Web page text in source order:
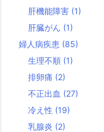
肝機能障害 (1)
肝臓がん (1)
婦人病疾患 (85)
生理不順 (1)
排卵痛 (2)
不正出血 (27)
冷え性 (19)
乳腺炎 (2)